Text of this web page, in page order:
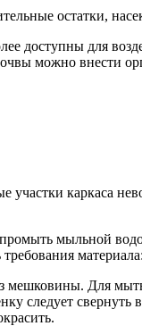
остатки,
доступны для
можно внести
участки каркаса
мыльной
материала:
Для
следует